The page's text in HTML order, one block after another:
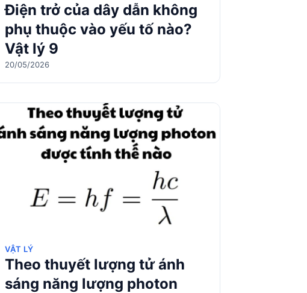
Điện trở của dây dẫn không
phụ thuộc vào yếu tố nào?
Vật lý 9
20/05/2026
VẬT LÝ
Theo thuyết lượng tử ánh
sáng năng lượng photon